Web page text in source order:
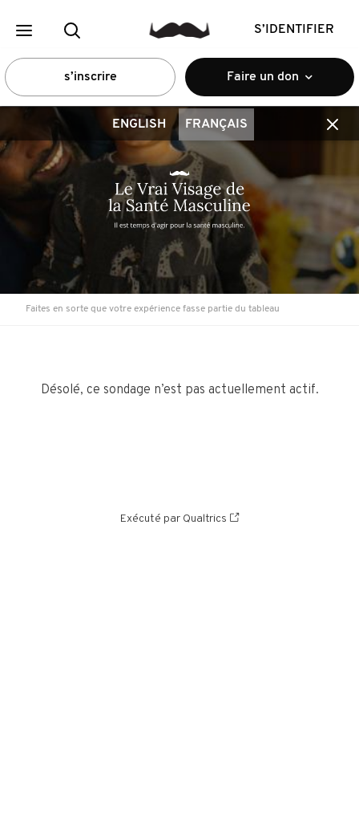
S’IDENTIFIER
s’inscrire Faire un don
ENGLISH FRANÇAIS
Faites en sorte que votre expérience fasse partie du tableau